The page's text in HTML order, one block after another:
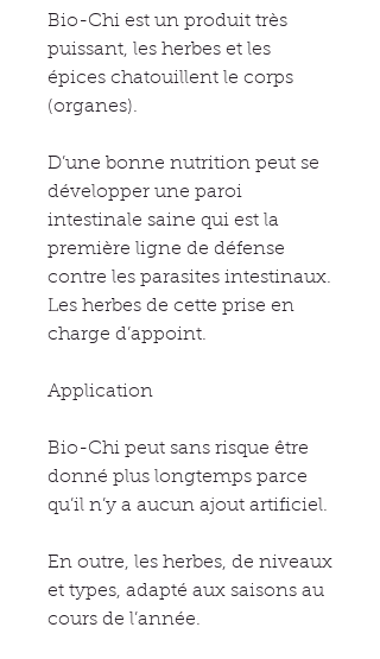
Bio-Chi est un produit très
puissant, les herbes et les
épices chatouillent le corps
(organes).
D’une bonne nutrition peut se
développer une paroi
intestinale saine qui est la
première ligne de défense
contre les parasites intestinaux.
Les herbes de cette prise en
charge d’appoint.
Application
Bio-Chi peut sans risque être
donné plus longtemps parce
qu’il n’y a aucun ajout artificiel.
En outre, les herbes, de niveaux
et types, adapté aux saisons au
cours de l’année.